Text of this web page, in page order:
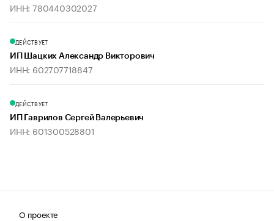
ИНН: 780440302027
ДЕЙСТВУЕТ
ИП Шацких Александр Викторович
ИНН: 602707718847
ДЕЙСТВУЕТ
ИП Гаврилов Сергей Валерьевич
ИНН: 601300528801
О проекте